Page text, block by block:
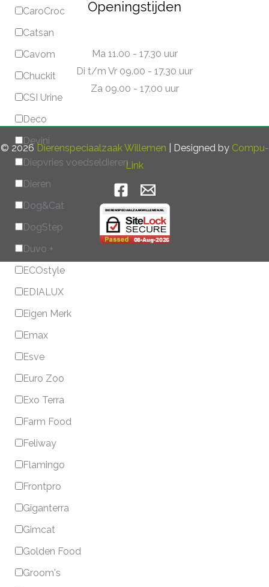
CaroCroc
Catsan
Cavom
Chuckit
CSI Urine
Deco
Devini
Diepvries voedseldieren
Dieren
Dog&Cat
DogStep
Duvo +
ECOstyle
EDIALUX
Eigen Merk
Emax
Esve
Euro Zoo
Exo Terra
Farm Food
Feliway
Flamingo
Frontpro
Giganterra
Gimcat
Golden Food
Groom's
Openingstijden
Ma 11.00 - 17.30 uur
Di t/m Vr 09.00 - 17.30 uur
Za 09.00 - 17.00 uur
© 2026 Dierenspeciaalzaak Willemen | Designed by Compu-
Link